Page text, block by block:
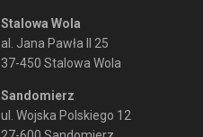
Stalowa Wola
al. Jana Pawła II 25
37-450 Stalowa Wola
Sandomierz
ul. Wojska Polskiego 12